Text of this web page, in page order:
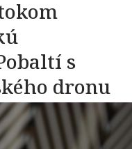
s
dronu